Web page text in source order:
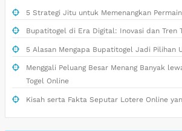
5 Strategi Jitu untuk Memenangkan
Bupatitogel di Era Digital: Inovasi dan Tren
5 Alasan Mengapa Bupatitogel Jadi Pilihan
Menggali Peluang Besar Menang Banyak
Togel Online
Kisah serta Fakta Seputar Lotere Online